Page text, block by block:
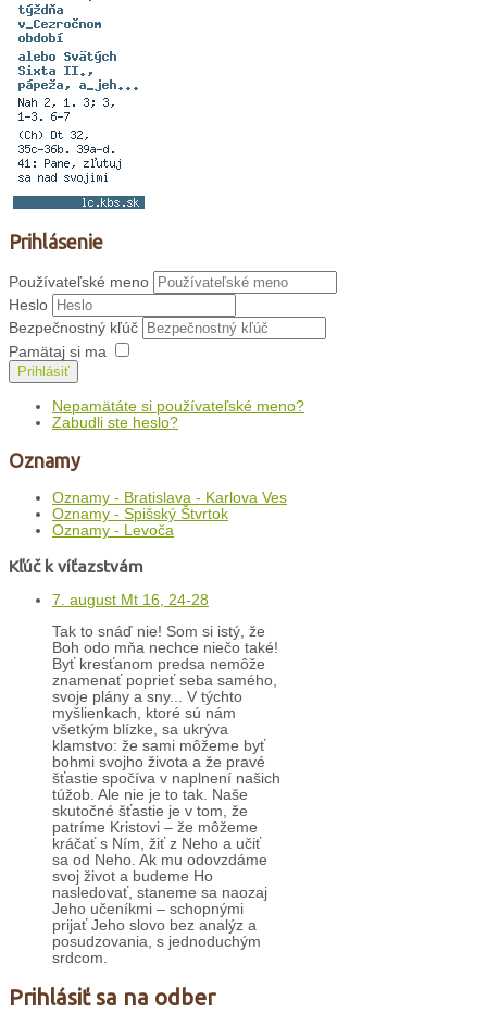
Prihlásenie
Používateľské meno
Heslo
Bezpečnostný kľúč
Pamätaj si ma
Prihlásiť
Nepamätáte si používateľské meno?
Zabudli ste heslo?
Oznamy
Oznamy - Bratislava - Karlova Ves
Oznamy - Spišský Štvrtok
Oznamy - Levoča
Kľúč k víťazstvám
7. august Mt 16, 24-28
Tak to snáď nie! Som si istý, že
Boh odo mňa nechce niečo také!
Byť kresťanom predsa nemôže
znamenať poprieť seba samého,
svoje plány a sny... V týchto
myšlienkach, ktoré sú nám
všetkým blízke, sa ukrýva
klamstvo: že sami môžeme byť
bohmi svojho života a že pravé
šťastie spočíva v naplnení našich
túžob. Ale nie je to tak. Naše
skutočné šťastie je v tom, že
patríme Kristovi – že môžeme
kráčať s Ním, žiť z Neho a učiť
sa od Neho. Ak mu odovzdáme
svoj život a budeme Ho
nasledovať, staneme sa naozaj
Jeho učeníkmi – schopnými
prijať Jeho slovo bez analýz a
posudzovania, s jednoduchým
srdcom.
Prihlásiť sa na odber